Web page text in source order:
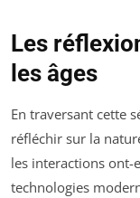
Les
les âges
En traversant cette
réfléchir sur la
les interactions ont-
technologies